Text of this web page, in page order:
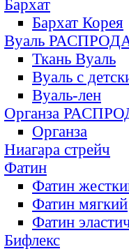
Бархат
Бархат Корея
Вуаль
Ткань Вуаль
Вуаль с
Вуаль-лен
Органза
Органза
Ниагара стрейч
Фатин
Фатин
Фатин мягкий
Фатин
Бифлекс